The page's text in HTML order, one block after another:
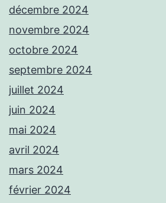
décembre 2024
novembre 2024
octobre 2024
septembre 2024
juillet 2024
juin 2024
mai 2024
avril 2024
mars 2024
février 2024